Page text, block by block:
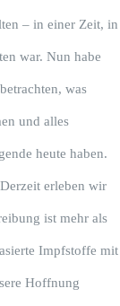
– in einer Zeit, in
war. Nun habe
was
und alles
heute haben.
erleben wir
ist mehr als
Impfstoffe mit
Hoffnung